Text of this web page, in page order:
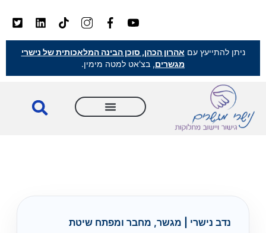
ניתן להתייעץ עם אהרון הכהן, סוכן הבינה המלאכותית של נישרי
מגשרים, בצ'אט למטה מימין.
נדב נישרי | מגשר, מחבר ומפתח שיטת